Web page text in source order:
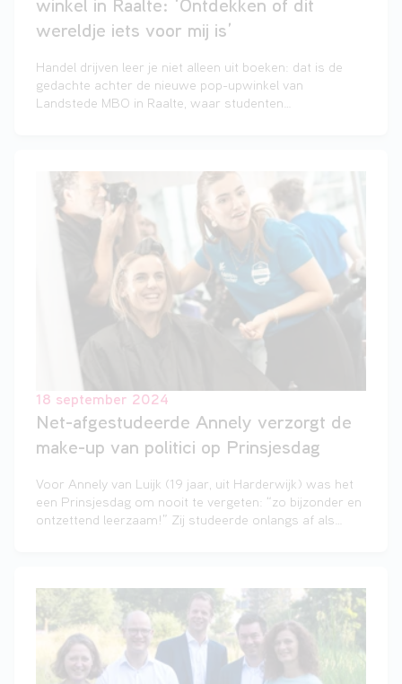
winkel in Raalte: ‘Ontdekken of dit
wereldje iets voor mij is’
Handel drijven leer je niet alleen uit boeken: dat is de
gedachte achter de nieuwe pop-upwinkel van
Landstede MBO in Raalte, waar studenten
18 september 2024
Net-afgestudeerde Annely verzorgt de
make-up van politici op Prinsjesdag
Voor Annely van Luijk (19 jaar, uit Harderwijk) was het
een Prinsjesdag om nooit te vergeten: “zo bijzonder en
ontzettend leerzaam!” Zij studeerde onlangs af als
bewindslieden en Tweede Kamerleden te verzorgen.